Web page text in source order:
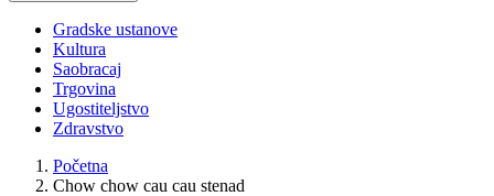
Gradske ustanove
Kultura
Saobracaj
Trgovina
Ugostiteljstvo
Zdravstvo
Početna
Chow chow cau cau stenad